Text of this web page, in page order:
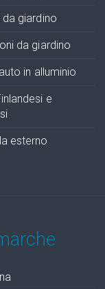
giardino
da giardino
in alluminio
e
esterno